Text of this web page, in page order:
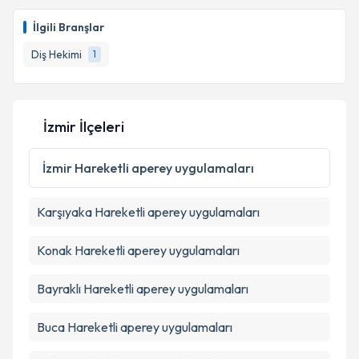
İlgili Branşlar
Diş Hekimi
1
İzmir İlçeleri
İzmir Hareketli aperey uygulamaları
Karşıyaka Hareketli aperey uygulamaları
Konak Hareketli aperey uygulamaları
Bayraklı Hareketli aperey uygulamaları
Buca Hareketli aperey uygulamaları